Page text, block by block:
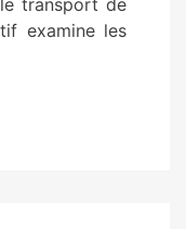
transport de
examine les